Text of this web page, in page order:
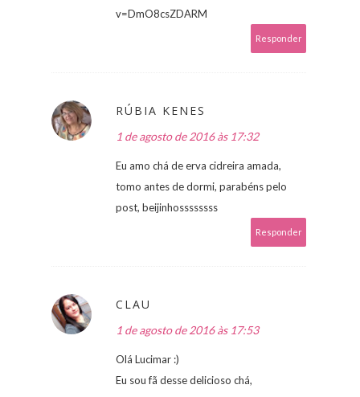
v=DmO8csZDARM
Responder
RÚBIA KENES
1 de agosto de 2016 às 17:32
Eu amo chá de erva cidreira amada,
tomo antes de dormi, parabéns pelo
post, beijinhossssssss
Responder
CLAU
1 de agosto de 2016 às 17:53
Olá Lucimar :)
Eu sou fã desse delicioso chá,